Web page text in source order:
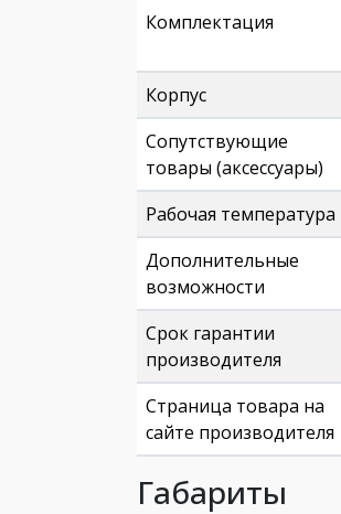
Комплектация
Корпус
Сопутствующие
товары (аксессуары)
Рабочая температура
Дополнительные
возможности
Срок гарантии
производителя
Страница товара на
сайте производителя
Габариты